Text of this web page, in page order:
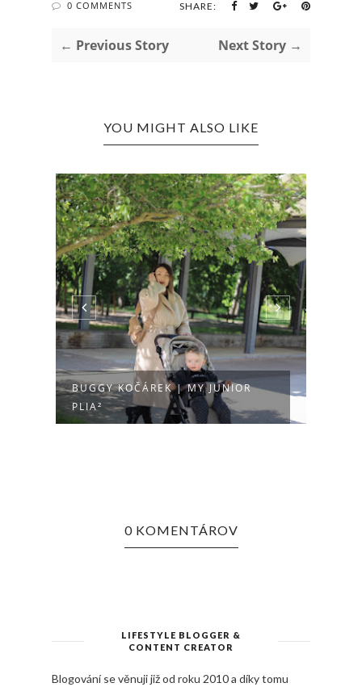
0 COMMENTS SHARE:
← Previous Story Next Story →
YOU MIGHT ALSO LIKE
BUGGY KOČÁREK | MY JUNIOR
PLIA²
0 KOMENTÁROV
LIFESTYLE BLOGGER &
CONTENT CREATOR
Blogování se věnuji již od roku 2010 a díky tomu